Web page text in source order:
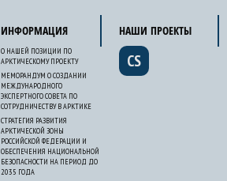
ИНФОРМАЦИЯ
О НАШЕЙ ПОЗИЦИИ ПО
АРКТИЧЕСКОМУ ПРОЕКТУ
МЕМОРАНДУМ О СОЗДАНИИ
МЕЖДУНАРОДНОГО
ЭКСПЕРТНОГО СОВЕТА ПО
СОТРУДНИЧЕСТВУ В АРКТИКЕ
СТРАТЕГИЯ РАЗВИТИЯ
АРКТИЧЕСКОЙ ЗОНЫ
РОССИЙСКОЙ ФЕДЕРАЦИИ И
ОБЕСПЕЧЕНИЯ НАЦИОНАЛЬНОЙ
БЕЗОПАСНОСТИ НА ПЕРИОД ДО
2035 ГОДА
НАШИ ПРОЕКТЫ
CS